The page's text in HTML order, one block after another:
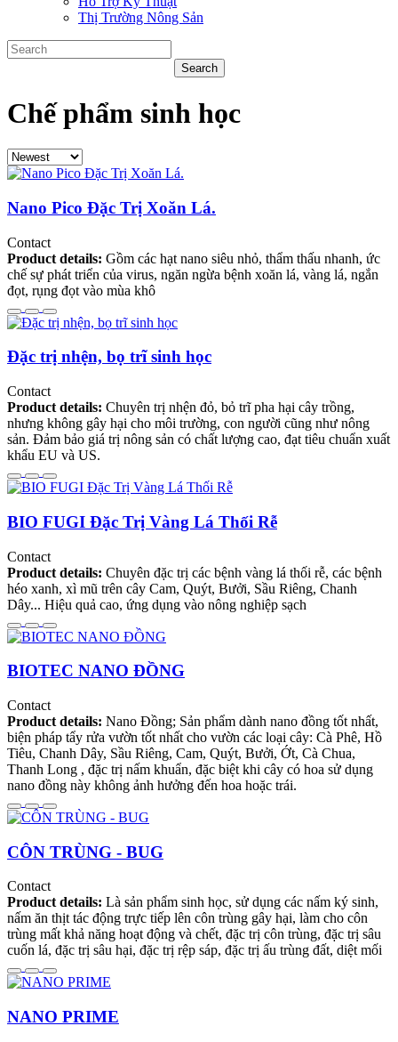
Thị Trường Nông Sản
Chế phẩm sinh học
Nano Pico Đặc Trị Xoăn Lá.
Contact
Product details: Gồm các hạt nano siêu nhỏ, thẩm thấu nhanh, ức
chế sự phát triển của virus, ngăn ngừa bệnh xoăn lá, vàng lá, ngắn
đọt, rụng đọt vào mùa khô
Đặc trị nhện, bọ trĩ sinh học
Contact
Product details: Chuyên trị nhện đỏ, bỏ trĩ pha hại cây trồng,
nhưng không gây hại cho môi trường, con người cũng như nông
sản. Đảm bảo giá trị nông sản có chất lượng cao, đạt tiêu chuẩn xuất
khẩu EU và US.
BIO FUGI Đặc Trị Vàng Lá Thối Rễ
Contact
Product details: Chuyên đặc trị các bệnh vàng lá thối rễ, các bệnh
héo xanh, xì mũ trên cây Cam, Quýt, Bưởi, Sầu Riêng, Chanh
Dây... Hiệu quả cao, ứng dụng vào nông nghiệp sạch
BIOTEC NANO ĐỒNG
Contact
Product details: Nano Đồng; Sản phẩm dành nano đồng tốt nhất,
biện pháp tẩy rửa vườn tốt nhất cho vườn các loại cây: Cà Phê, Hồ
Tiêu, Chanh Dây, Sầu Riêng, Cam, Quýt, Bưởi, Ớt, Cà Chua,
Thanh Long , đặc trị nấm khuẩn, đặc biệt khi cây có hoa sử dụng
nano đồng này không ảnh hưởng đến hoa hoặc trái.
CÔN TRÙNG - BUG
Contact
Product details: Là sản phẩm sinh học, sử dụng các nấm ký sinh,
nấm ăn thịt tác động trực tiếp lên côn trùng gây hại, làm cho côn
trùng mất khả năng hoạt động và chết, đặc trị côn trùng, đặc trị sâu
cuốn lá, đặc trị sâu hại, đặc trị rệp sáp, đặc trị ấu trùng đất, diệt mối
NANO PRIME